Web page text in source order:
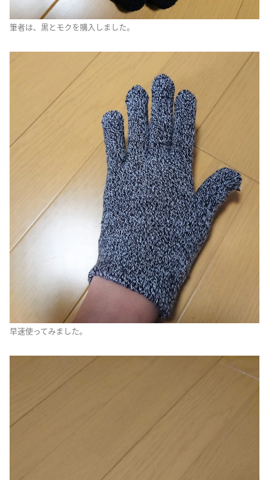
筆者は、黒とモクを購入しました。
早速使ってみました。